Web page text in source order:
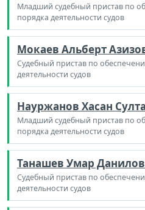
Младший судебный пристав по
порядка деятельности судов
Мокаев Альберт
Судебный пристав по
деятельности судов
Науржанов Хасан
Младший судебный пристав по
порядка деятельности судов
Танашев Умар
Судебный пристав по
деятельности судов